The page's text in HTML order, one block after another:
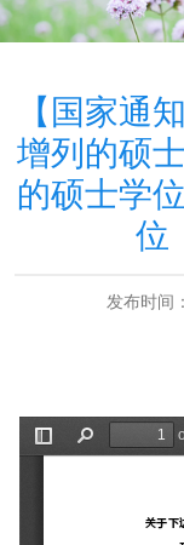
【国家通
增列的硕
的硕士学
位
发布时间